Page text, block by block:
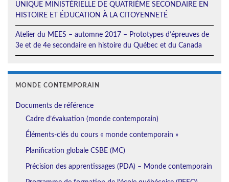
UNIQUE MINISTÉRIELLE DE QUATRIÈME SECONDAIRE EN
HISTOIRE ET ÉDUCATION À LA CITOYENNETÉ
Atelier du MEES – automne 2017 – Prototypes d’épreuves de
3e et de 4e secondaire en histoire du Québec et du Canada
MONDE CONTEMPORAIN
Documents de référence
Cadre d’évaluation (monde contemporain)
Éléments-clés du cours « monde contemporain »
Planification globale CSBE (MC)
Précision des apprentissages (PDA) – Monde contemporain